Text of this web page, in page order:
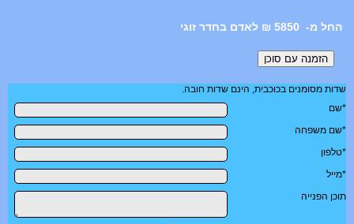
5850 ₪ לאדם בחדר זוגי
שדות מסומנים בכוכבית, הינם שדות חובה.
*שם
*שם משפחה
*טלפון
*מייל
תוכן הפנייה